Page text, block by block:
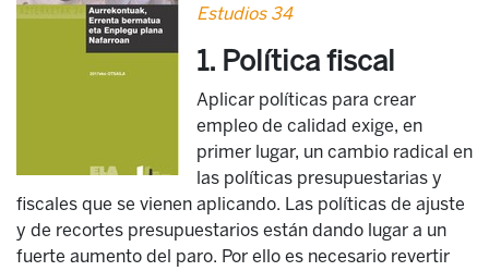
Estudios 34
1. Política fiscal
Aplicar políticas para crear
empleo de calidad exige, en
primer lugar, un cambio radical en
las políticas presupuestarias y
fiscales que se vienen aplicando. Las políticas de ajuste
y de recortes presupuestarios están dando lugar a un
fuerte aumento del paro. Por ello es necesario revertir